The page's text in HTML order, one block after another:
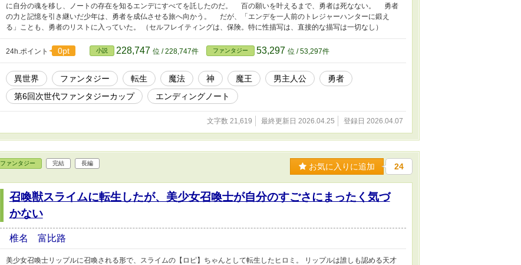
に自分の魂を移し、ノートの存在を知るエンデにすべてを託したのだ。 百の願いを叶えるまで、勇者は死なない。 勇者
の力と記憶を引き継いだ少年は、勇者を成仏させる旅へ向かう。 だが、「エンデを一人前のトレジャーハンターに鍛え
る」ことも、勇者のリストに入っていた。 （セルフレイティングは、保険。特に性描写は、直接的な描写は一切なし）
24h.ポイント 0pt 小説 228,747 位 / 228,747件 ファンタジー 53,297 位 / 53,297件
異世界 ファンタジー 転生 魔法 神 魔王 男主人公
勇者
第6回次世代ファンタジーカップ
エンディングノート
文字数 21,619 最終更新日 2026.04.25 登録日 2026.04.07
ファンタジー 完結 長編 お気に入りに追加 24
召喚獣スライムに転生したが、美少女召喚士が自分のすごさにまったく気づ
かない
椎名 富比路
美少女召喚士リップルに召喚される形で、スライムの【ロピ】ちゃんとして転生したヒロミ。 リップルは誰しも認める天才